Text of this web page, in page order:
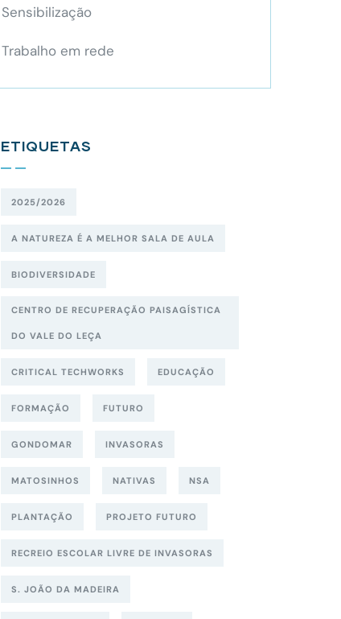
Sensibilização
Trabalho em rede
ETIQUETAS
2025/2026
A NATUREZA É A MELHOR SALA DE AULA
BIODIVERSIDADE
CENTRO DE RECUPERAÇÃO PAISAGÍSTICA
DO VALE DO LEÇA
CRITICAL TECHWORKS EDUCAÇÃO
FORMAÇÃO FUTURO
GONDOMAR INVASORAS
MATOSINHOS NATIVAS NSA
PLANTAÇÃO PROJETO FUTURO
RECREIO ESCOLAR LIVRE DE INVASORAS
S. JOÃO DA MADEIRA